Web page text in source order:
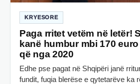
KRYESORE
Paga rritet vetëm në letër!
kanë humbur mbi 170
që nga 2020
Edhe pse pagat në Shqipëri janë
fundit, fuqia blerëse e qytetarëve ka